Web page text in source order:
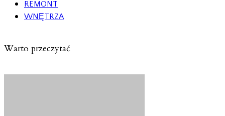
REMONT
WNĘTRZA
Warto przeczytać